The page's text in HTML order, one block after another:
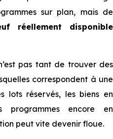
sur plan, mais de
réellement disponible
pas tant de trouver des
correspondent à une
lots réservés, les biens en
encore en
peut vite devenir floue.